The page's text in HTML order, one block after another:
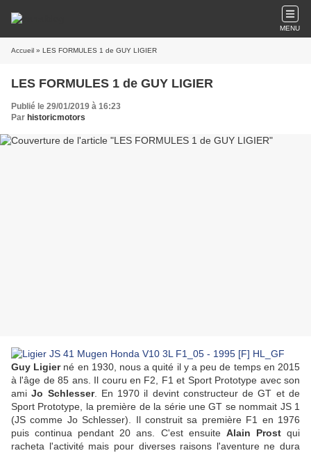
MENU
Accueil » LES FORMULES 1 de GUY LIGIER
LES FORMULES 1 de GUY LIGIER
Publié le 29/01/2019 à 16:23
Par historicmotors
Guy Ligierné en 1930, nous a quité il y a peu de temps en 2015
à l'âge de 85 ans. Il couru en F2, F1 et Sport Prototype avec son
amiJo Schlesser. En 1970 il devint constructeur de GT et de
Sport Prototype, la première de la série une GT se nommait JS 1
(JS comme Jo Schlesser). Il construit sa première F1 en 1976
puis continua pendant 20 ans. C'est ensuite Alain Prostqui
racheta l'activité mais pour diverses raisons l'aventure ne dura